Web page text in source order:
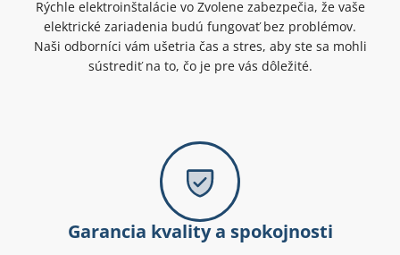
Rýchle elektroinštalácie vo Zvolene zabezpečia, že vaše
elektrické zariadenia budú fungovať bez problémov.
Naši odborníci vám ušetria čas a stres, aby ste sa mohli
sústrediť na to, čo je pre vás dôležité.
Garancia kvality a spokojnosti